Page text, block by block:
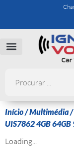
Início/Multimédia/
UIS7862 4GB
Loading...